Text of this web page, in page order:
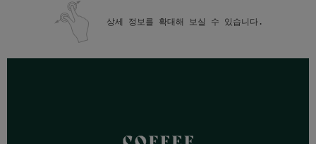
상세 정보를 확대해 보실 수 있습니다.